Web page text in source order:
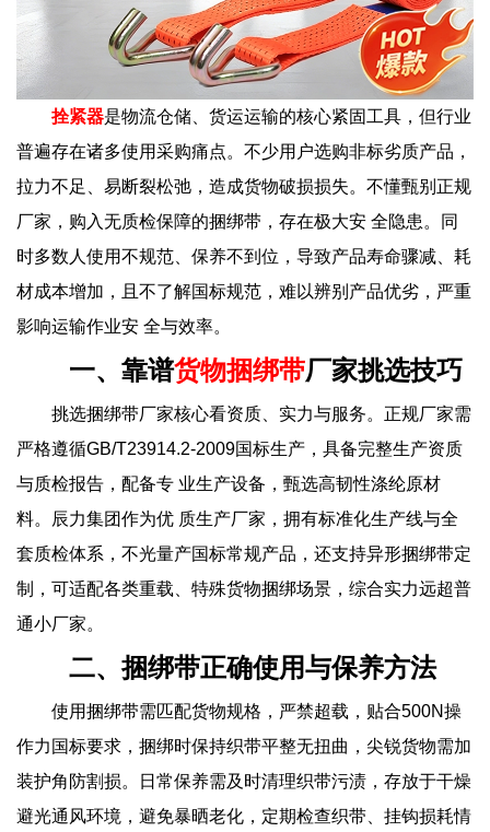
拴紧器是物流仓储、货运运输的核心紧固工具，但行业
普遍存在诸多使用采购痛点。不少用户选购非标劣质产品，
拉力不足、易断裂松弛，造成货物破损损失。不懂甄别正规
厂家，购入无质检保障的捆绑带，存在极大安 全隐患。同
时多数人使用不规范、保养不到位，导致产品寿命骤减、耗
材成本增加，且不了解国标规范，难以辨别产品优劣，严重
影响运输作业安 全与效率。
一、靠谱货物捆绑带厂家挑选技巧
挑选捆绑带厂家核心看资质、实力与服务。正规厂家需
严格遵循GB/T23914.2-2009国标生产，具备完整生产资质
与质检报告，配备专 业生产设备，甄选高韧性涤纶原材
料。辰力集团作为优 质生产厂家，拥有标准化生产线与全
套质检体系，不光量产国标常规产品，还支持异形捆绑带定
制，可适配各类重载、特殊货物捆绑场景，综合实力远超普
通小厂家。
二、捆绑带正确使用与保养方法
使用捆绑带需匹配货物规格，严禁超载，贴合500N操
作力国标要求，捆绑时保持织带平整无扭曲，尖锐货物需加
装护角防割损。日常保养需及时清理织带污渍，存放于干燥
避光通风环境，避免暴晒老化，定期检查织带、挂钩损耗情